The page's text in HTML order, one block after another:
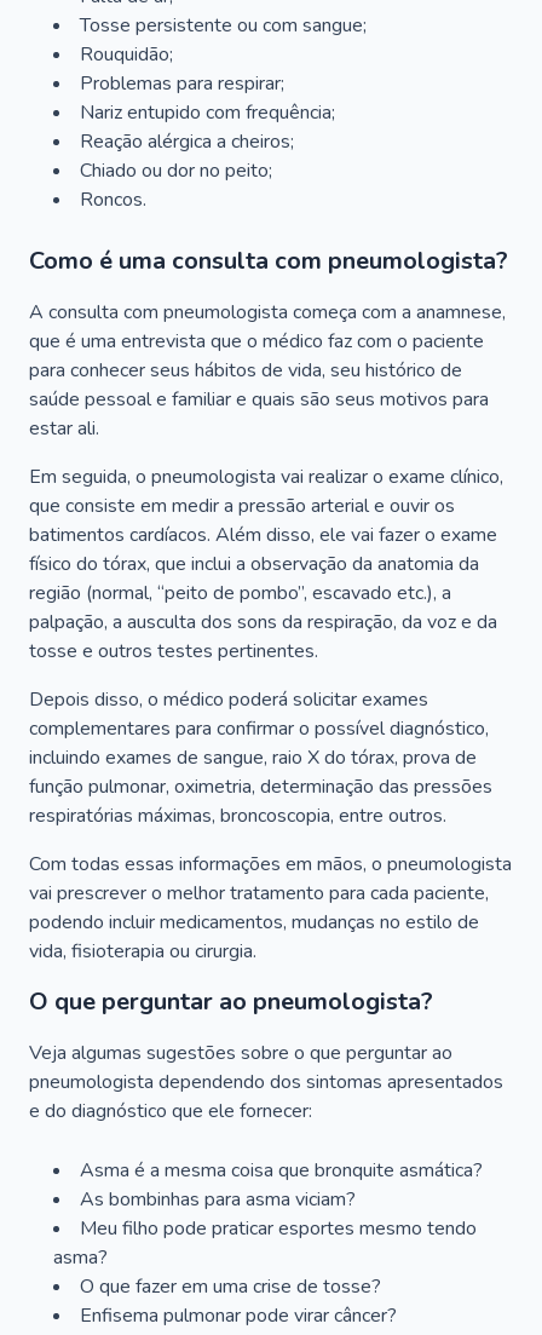
Tosse persistente ou com sangue;
Rouquidão;
Problemas para respirar;
Nariz entupido com frequência;
Reação alérgica a cheiros;
Chiado ou dor no peito;
Roncos.
Como é uma consulta com pneumologista?
A consulta com pneumologista começa com a anamnese,
que é uma entrevista que o médico faz com o paciente
para conhecer seus hábitos de vida, seu histórico de
saúde pessoal e familiar e quais são seus motivos para
estar ali.
Em seguida, o pneumologista vai realizar o exame clínico,
que consiste em medir a pressão arterial e ouvir os
batimentos cardíacos. Além disso, ele vai fazer o exame
físico do tórax, que inclui a observação da anatomia da
região (normal, “peito de pombo”, escavado etc.), a
palpação, a ausculta dos sons da respiração, da voz e da
tosse e outros testes pertinentes.
Depois disso, o médico poderá solicitar exames
complementares para confirmar o possível diagnóstico,
incluindo exames de sangue, raio X do tórax, prova de
função pulmonar, oximetria, determinação das pressões
respiratórias máximas, broncoscopia, entre outros.
Com todas essas informações em mãos, o pneumologista
vai prescrever o melhor tratamento para cada paciente,
podendo incluir medicamentos, mudanças no estilo de
vida, fisioterapia ou cirurgia.
O que perguntar ao pneumologista?
Veja algumas sugestões sobre o que perguntar ao
pneumologista dependendo dos sintomas apresentados
e do diagnóstico que ele fornecer:
Asma é a mesma coisa que bronquite asmática?
As bombinhas para asma viciam?
Meu filho pode praticar esportes mesmo tendo
asma?
O que fazer em uma crise de tosse?
Enfisema pulmonar pode virar câncer?